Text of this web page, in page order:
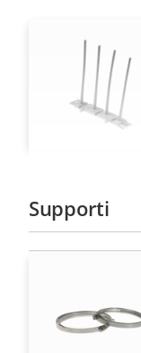
Supporti